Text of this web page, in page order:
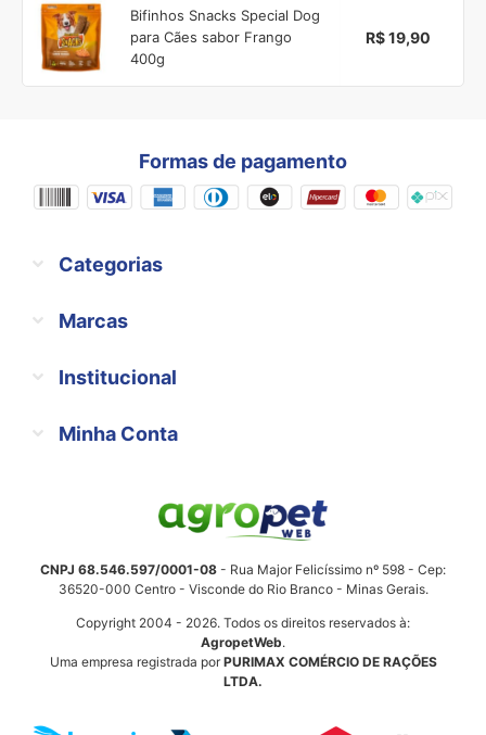
Bifinhos Snacks Special Dog
para Cães sabor Frango
400g
R$ 19,90
Formas de pagamento
Categorias
Marcas
Institucional
Minha Conta
CNPJ 68.546.597/0001-08 - Rua Major Felicíssimo nº 598 - Cep:
36520-000 Centro - Visconde do Rio Branco - Minas Gerais.
Copyright 2004 - 2026. Todos os direitos reservados à:
AgropetWeb.
Uma empresa registrada porPURIMAX COMÉRCIO DE RAÇÕES
LTDA.